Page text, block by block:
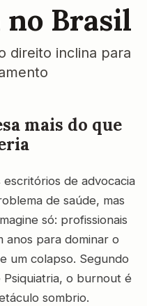
no Brasil
direito inclina para
mais do que
de advocacia
de saúde, mas
só: profissionais
anos para dominar o
um colapso. Segundo
Psiquiatria, o burnout é
sombrio.